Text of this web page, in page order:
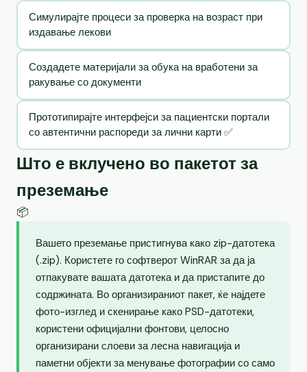
Симулирајте процеси за проверка на возраст при
издавање лекови
Создадете материјали за обука на вработени за
ракување со документи
Прототипирајте интерфејси за пациентски портали
со автентични распореди за лични карти ✅
Што е вклучено во пакетот за
преземање
📦
Вашето преземање пристигнува како zip-датотека
(.zip). Користете го софтверот WinRAR за да ја
отпакувате вашата датотека и да пристапите до
содржината. Во организираниот пакет, ќе најдете
фото-изглед и скенирање како PSD-датотеки,
користени официјални фонтови, целосно
организирани слоеви за лесна навигација и
паметни објекти за менување фотографии со само